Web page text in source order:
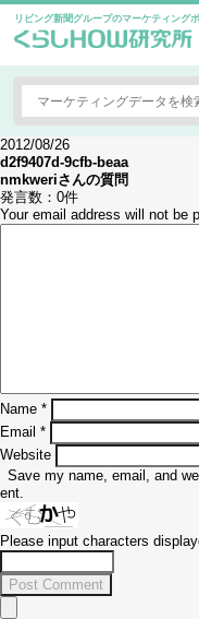
リビング新聞グループのマーケティング
2012/08/26
d2f9407d-9cfb-beaa
nmkweriさんの質問
発言数： 0件
Your email address will not be
Name *
Email *
Website
Save my name, email, and
ent.
Please input characters